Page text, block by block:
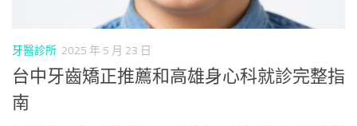
牙醫診所 2025 年 5 月 23 日
台中牙齒矯正推薦和高雄身心科就診完整指
南